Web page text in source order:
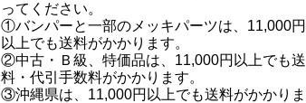
ってください。
①バンパーと一部のメッキパーツは、11,000円
以上でも送料がかかります。
②中古・Ｂ級、特価品は、11,000円以上でも送
料・代引手数料がかかります。
③沖縄県は、11,000円以上でも送料がかかりま